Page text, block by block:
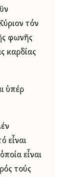
τόν
φωνῆς
καρδίας
ὑπέρ
εἶναι
εἶναι
τούς